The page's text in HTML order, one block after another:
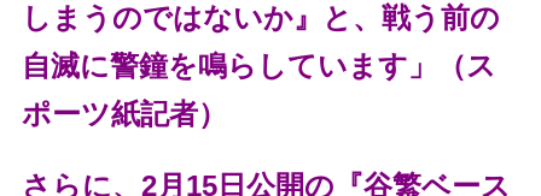
しまうのではないか』と、戦う前の
自滅に警鐘を鳴らしています」（ス
ポーツ紙記者）
さらに、2月15日公開の『谷繁ベース